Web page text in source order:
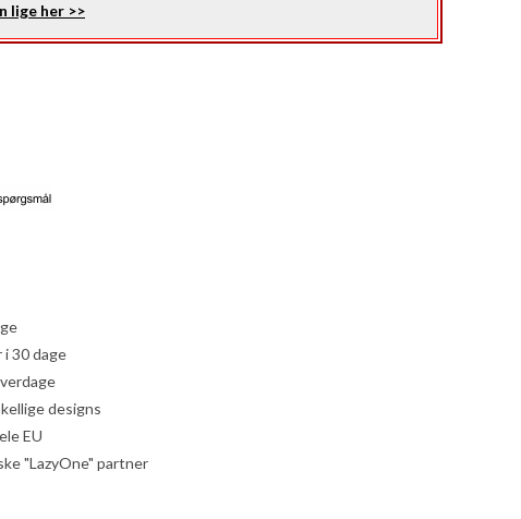
lige her >>
i 30 dage
designs
EU
"LazyOne" partner